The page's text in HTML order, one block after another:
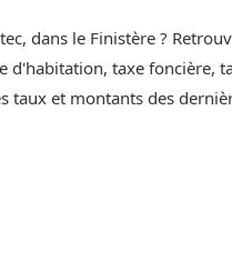
dans le Finistère ?
d'habitation, taxe foncière,
taux et montants des